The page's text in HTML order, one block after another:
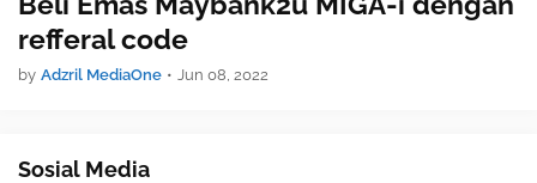
refferal code
by Adzril MediaOne • Jun 08, 2022
Sosial Media